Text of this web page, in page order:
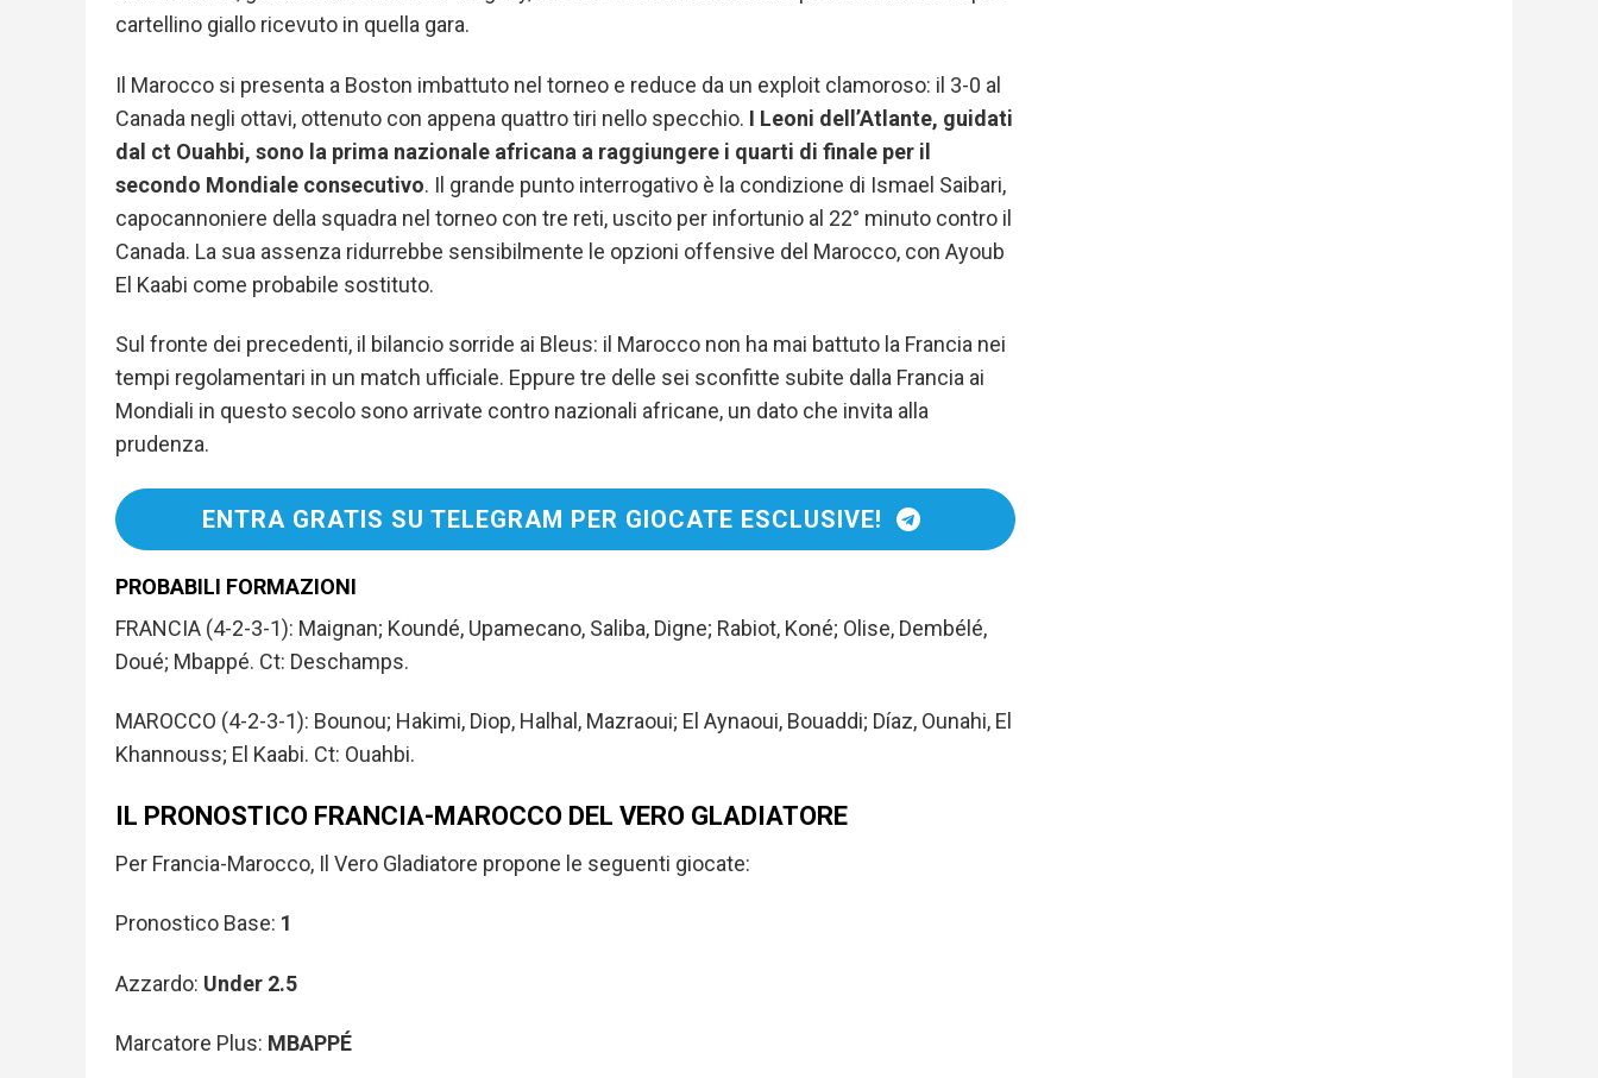
cartellino giallo ricevuto in quella gara.
Il Marocco si presenta a Boston imbattuto nel torneo e reduce da un exploit clamoroso: il 3-0 al
Canada negli ottavi, ottenuto con appena quattro tiri nello specchio. I Leoni dell’Atlante, guidati
dal ct Ouahbi, sono la prima nazionale africana a raggiungere i quarti di finale per il
secondo Mondiale consecutivo. Il grande punto interrogativo è la condizione di Ismael Saibari,
capocannoniere della squadra nel torneo con tre reti, uscito per infortunio al 22° minuto contro il
Canada. La sua assenza ridurrebbe sensibilmente le opzioni offensive del Marocco, con Ayoub
El Kaabi come probabile sostituto.
Sul fronte dei precedenti, il bilancio sorride ai Bleus: il Marocco non ha mai battuto la Francia nei
tempi regolamentari in un match ufficiale. Eppure tre delle sei sconfitte subite dalla Francia ai
Mondiali in questo secolo sono arrivate contro nazionali africane, un dato che invita alla
prudenza.
ENTRA GRATIS SU TELEGRAM PER GIOCATE ESCLUSIVE!
PROBABILI FORMAZIONI
FRANCIA (4-2-3-1): Maignan; Koundé, Upamecano, Saliba, Digne; Rabiot, Koné; Olise, Dembélé,
Doué; Mbappé. Ct: Deschamps.
MAROCCO (4-2-3-1): Bounou; Hakimi, Diop, Halhal, Mazraoui; El Aynaoui, Bouaddi; Díaz, Ounahi, El
Khannouss; El Kaabi. Ct: Ouahbi.
IL PRONOSTICO FRANCIA-MAROCCO DEL VERO GLADIATORE
Per Francia-Marocco, Il Vero Gladiatore propone le seguenti giocate:
Pronostico Base: 1
Azzardo: Under 2.5
Marcatore Plus: MBAPPÉ